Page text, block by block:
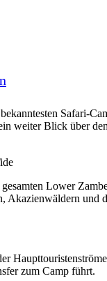
Safari-
weiter Blick über
Lower
Akazienwäldern
zum Camp führt.